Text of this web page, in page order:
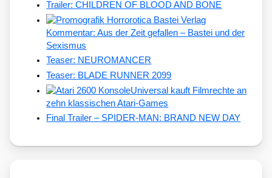
Trailer: CHILDREN OF BLOOD AND BONE
Kommentar: Aus der Zeit gefallen – Bastei und der
Sexismus
Teaser: NEUROMANCER
Teaser: BLADE RUNNER 2099
Universal kauft Filmrechte an
zehn klassischen Atari-Games
Final Trailer – SPIDER-MAN: BRAND NEW DAY